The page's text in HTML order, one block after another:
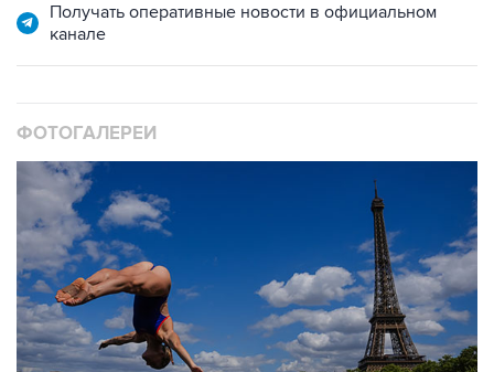
Получать оперативные новости в официальном
канале
ФОТОГАЛЕРЕИ